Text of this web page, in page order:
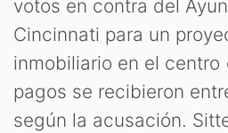
votos en contra del
Cincinnati para un
inmobiliario en el
pagos se recibieron
según la acusación.